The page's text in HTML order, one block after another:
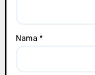
Nama *